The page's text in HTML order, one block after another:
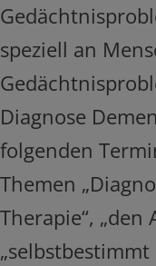
speziell an
Diagnose
folgenden
Themen
Therapie“, „den